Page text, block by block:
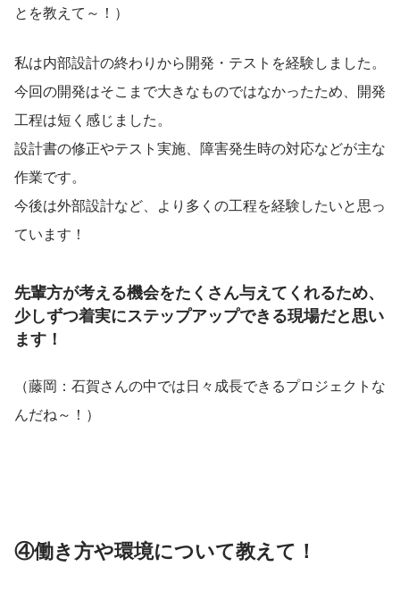
とを教えて～！）
私は内部設計の終わりから開発・テストを経験しました。
今回の開発はそこまで大きなものではなかったため、開発
工程は短く感じました。
設計書の修正やテスト実施、障害発生時の対応などが主な
作業です。
今後は外部設計など、より多くの工程を経験したいと思っ
ています！
先輩方が考える機会をたくさん与えてくれるため、
少しずつ着実にステップアップできる現場だと思い
ます！
（藤岡：石賀さんの中では日々成長できるプロジェクトな
んだね～！）
④働き方や環境について教えて！